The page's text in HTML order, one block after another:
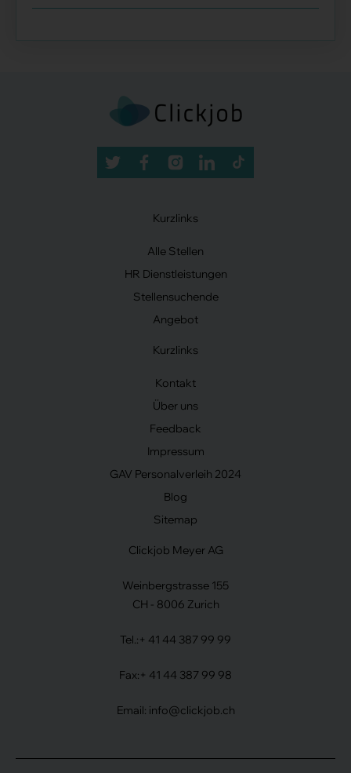
Kurzlinks
Alle Stellen
HR Dienstleistungen
Stellensuchende
Angebot
Kurzlinks
Kontakt
Über uns
Feedback
Impressum
GAV Personalverleih 2024
Blog
Sitemap
Clickjob Meyer AG
Weinbergstrasse 155
CH - 8006 Zurich
Tel.: + 41 44 387 99 99
Fax: + 41 44 387 99 98
Email: info@clickjob.ch